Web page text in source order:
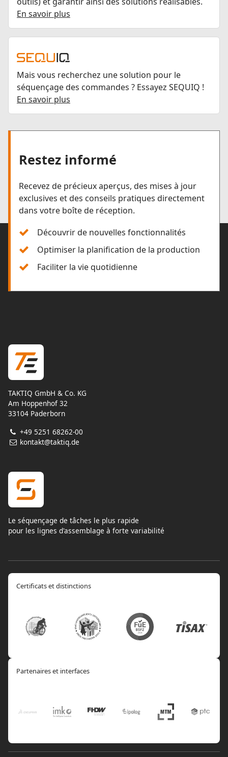
En savoir plus
Mais vous recherchez une solution pour le
séquençage des commandes ? Essayez SEQUIQ !
En savoir plus
Restez informé
Recevez de précieux aperçus, des mises à jour
exclusives et des conseils pratiques directement
dans votre boîte de réception.
Découvrir de nouvelles fonctionnalités
Optimiser la planification de la production
Faciliter la vie quotidienne
TAKTIQ GmbH & Co. KG
Am Hoppenhof 32
33104 Paderborn
+49 5251 68262-00
kontakt@taktiq.de
Le séquençage de tâches le plus rapide
pour les lignes d'assemblage à forte variabilité
Certificats et distinctions
Partenaires et interfaces